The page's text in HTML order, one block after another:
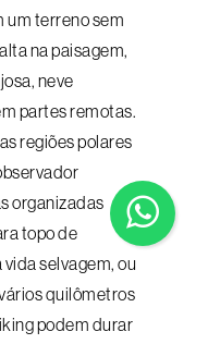
um terreno sem
na paisagem,
neve
partes remotas.
regiões polares
organizadas
topo de
selvagem, ou
quilômetros
podem durar